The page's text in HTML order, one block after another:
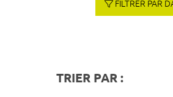
FILTRER PAR
TRIER PAR :